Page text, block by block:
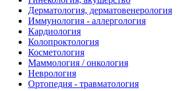
Дерматология, дерматовенерология
Иммунология - аллергология
Кардиология
Колопроктология
Косметология
Маммология / онкология
Неврология
Ортопедия - травматология